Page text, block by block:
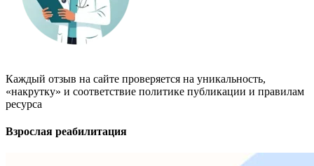
Каждый отзыв на сайте проверяется на уникальность,
«накрутку» и соответствие политике публикации и правилам
ресурса
Взрослая реабилитация